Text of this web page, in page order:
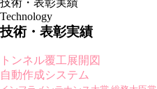
技術・表彰実績
Technology
技術・表彰実績
トンネル覆工展開図
自動作成システム